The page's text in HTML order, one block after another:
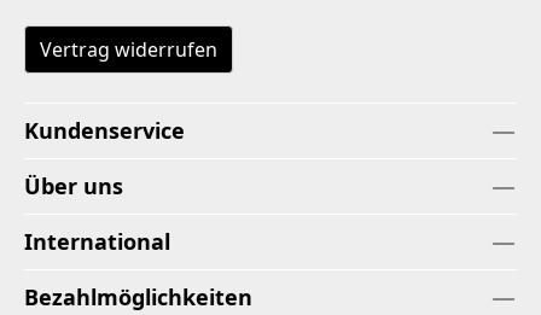
Vertrag widerrufen
Kundenservice
Über uns
International
Bezahlmöglichkeiten